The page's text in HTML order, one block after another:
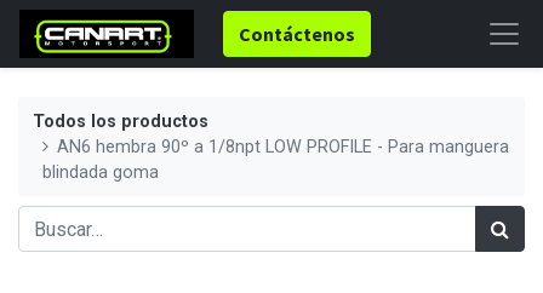
Contáctenos
Todos los productos
AN6 hembra 90º a 1/8npt LOW PROFILE - Para manguera
blindada goma